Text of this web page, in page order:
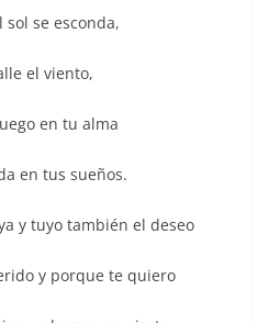
sol se esconda,
el viento,
en tu alma
en tus sueños.
y tuyo también el deseo
y porque te quiero